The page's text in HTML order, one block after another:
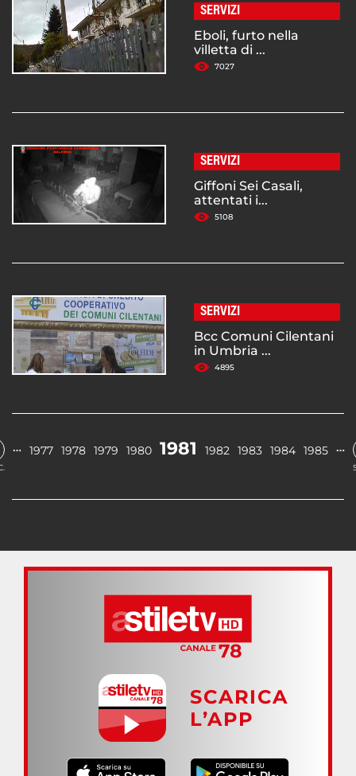
SERVIZI
Eboli, furto nella
villetta di ...
7027
SERVIZI
Giffoni Sei Casali,
attentati i...
5108
SERVIZI
Bcc Comuni Cilentani
in Umbria ...
4895
… 1977 1978 1979 1980 1981 1982 1983 1984 1985 …
SCARICA
L’APP